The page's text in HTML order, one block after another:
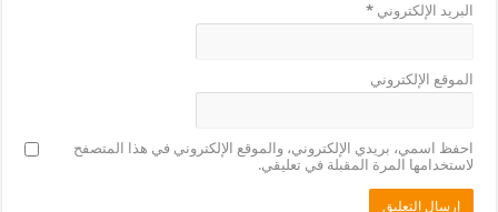
البريد الإلكتروني*
الموقع الإلكتروني
احفظ اسمي، بريدي الإلكتروني، والموقع الإلكتروني في هذا المتصفح
لاستخدامها المرة المقبلة في تعليقي.